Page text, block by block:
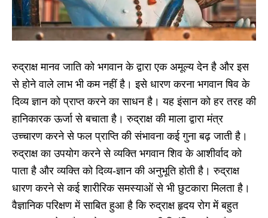
रुद्राक्ष मानव जाति को भगवान के द्वारा एक अमूल्य देन है और इस
से होने वाले लाभ भी कम नहीं है। इसे धारण करना भगवान षिव के
दिव्य ज्ञान को प्राप्त करने का साधन है। यह इंसान को हर तरह की
हानिकारक ऊर्जा से बचाता है। रुद्राक्ष की माला द्वारा मंत्र
उच्चारण करने से फल प्राप्ति की संभावना कई गुना बढ़ जाती है।
रुद्राक्ष का उपयोग करने से व्यक्ति भगवान शिव के आशीर्वाद को
पाता है और व्यक्ति को दिव्य-ज्ञान की अनुभूति होती है। रुद्राक्ष
धारण करने से कई शारीरिक समस्याओं से भी छुटकारा मिलता है।
वैज्ञानिक परिक्षण में साबित हुआ है कि रुद्राक्ष हृदय रोग में बहुत